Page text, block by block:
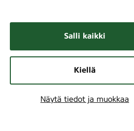
Salli kaikki
Kiellä
Näytä tiedot ja muokkaa